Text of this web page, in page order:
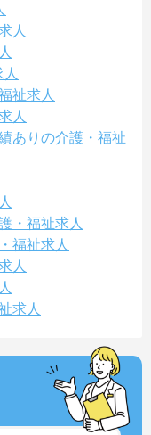
人
祉求人
人
ありの介護・福祉
・福祉求人
福祉求人
人
求人